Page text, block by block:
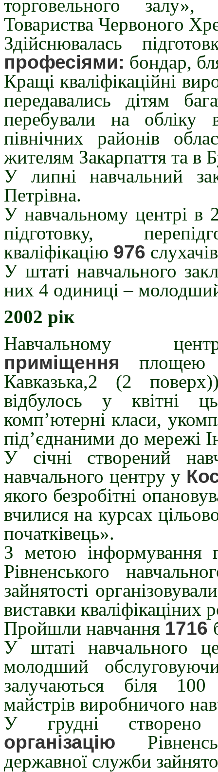
торговельного
Товариства Червоного
Здійснювалась
професіями: бондар,
Кращі кваліфікаційні
передавались дітям
перебували на обліку
північних районів
жителям Закарпаття та в
У липні навчальний
Петрівна.
У навчальному центрі в
підготовку,
кваліфікацію 976
У штаті навчального
них 4 одиниці –
2002 рік
Навчальному
приміщення
Кавказька,2 (2
відбулось у квітні
комп’ютерні класи,
під’єднаними до мережі
У січні створений
навчального центру у
якого безробітні
вчилися на курсах
початківець».
З метою інформування
Рівненського
зайнятості
виставки кваліфікаціних
Пройшли навчання 1716
У штаті
молодший
залучаються біля 100
майстрів виробничого
У грудні
організацію
державної служби